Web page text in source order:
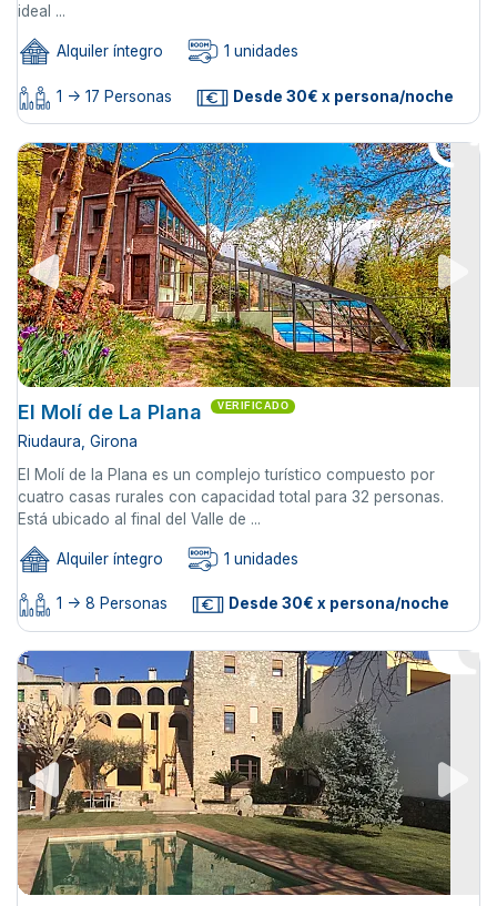
ideal ...
Alquiler íntegro 1 unidades
1 -> 17 Personas Desde 30€ x persona/noche
El Molí de La Plana VERIFICADO
Riudaura, Girona
El Molí de la Plana es un complejo turístico compuesto por
cuatro casas rurales con capacidad total para 32 personas.
Está ubicado al final del Valle de ...
Alquiler íntegro 1 unidades
1 -> 8 Personas Desde 30€ x persona/noche